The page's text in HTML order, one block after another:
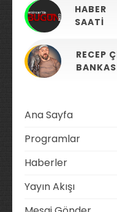
HABER
SAATI
RECEP
Ana Sayfa
Programlar
Haberler
Yayın Akışı